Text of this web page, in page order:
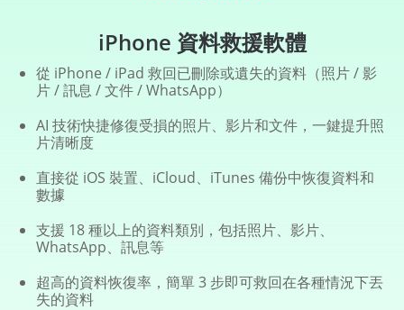
iPhone 資料救援軟體
從 iPhone / iPad 救回已刪除或遺失的資料（照片 / 影
片 / 訊息 / 文件 / WhatsApp）
AI 技術快捷修復受損的照片、影片和文件，一鍵提升照
片清晰度
直接從 iOS 裝置、iCloud、iTunes 備份中恢復資料和
數據
支援 18 種以上的資料類別，包括照片、影片、
WhatsApp、訊息等
超高的資料恢復率，簡單 3 步即可救回在各種情況下丟
失的資料